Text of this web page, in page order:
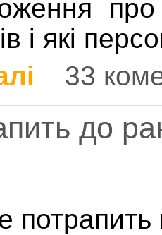
і які
про Про приватність
33
до